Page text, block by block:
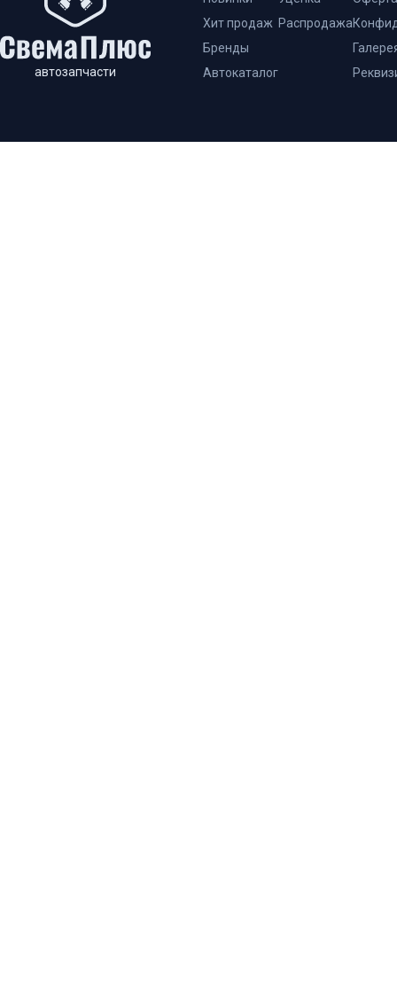
автозапчасти
Хит продаж
Бренды
Автокаталог
Распродажа